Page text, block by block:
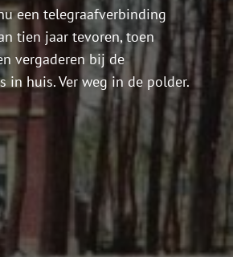
een telegraafverbinding
tien jaar tevoren, toen
vergaderen bij de
in huis. Ver weg in de polder.